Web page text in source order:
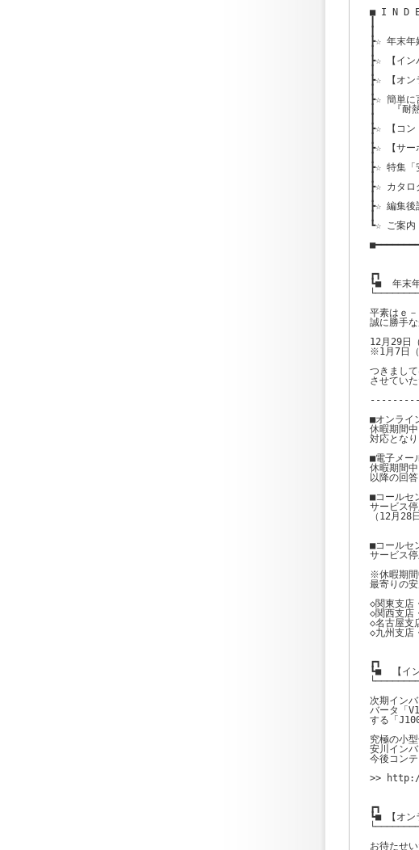
■ I N D E
┣☆ 年末年
┣☆ 【イン
┣☆ 【オン
┣☆ 簡単に
┃   『耐
┣☆ 【コン
┣☆ 【サー
┣☆ 特集「
┣☆ カタロ
┣☆ 編集後
┗☆ ご案内
┏┓
┗■  年末
平素はｅ
誠に勝手
12月29日
※1月7日（
つきまし
させてい
■オンライ
休暇期間
対応となり
■電子メー
休暇期間
以降の回
■コールセ
サービス
（12月28
■コールセ
サービス
※休暇期間
最寄りの
◇関東支店
◇関西支店
◇名古屋支
◇九州支店
┏┓
┗■  【イ
次期イン
バータ「
する「
究極の小
安川イン
今後コン
>>
┏┓
┗■ 【オン
お待たせ